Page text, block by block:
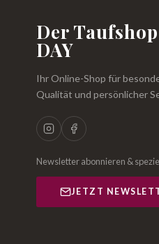
Der
DAY
Ihr Online-Shop für
Qualität und persönlicher
Newsletter abonnieren &
JETZT